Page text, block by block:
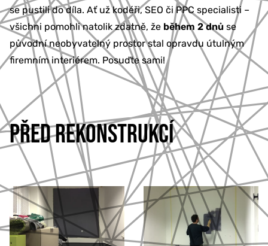
se pustili do díla. Ať už kodéři, SEO či PPC specialisti –
všichni pomohli natolik zdatně, že během 2 dnů se
původní neobyvatelný prostor stal opravdu útulným
firemním interiérem. Posuďte sami!
PŘED REKONSTRUKCÍ